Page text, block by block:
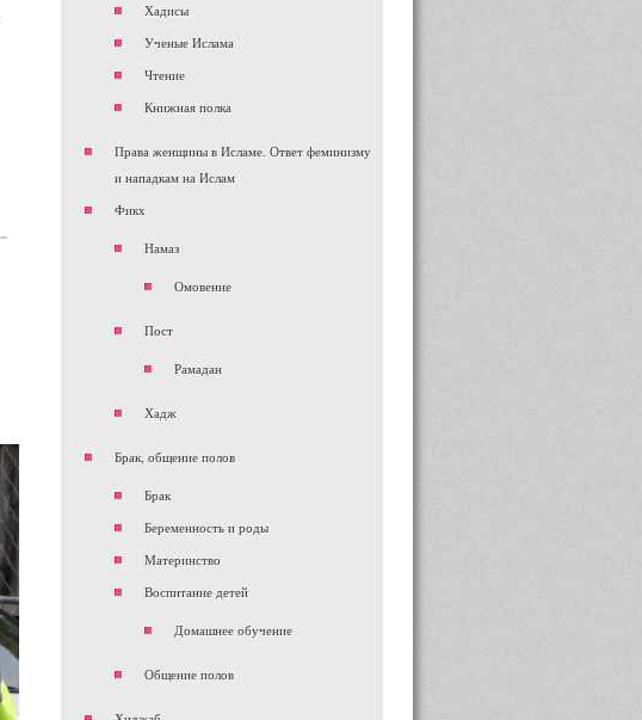
Хадисы
Ученые Ислама
Чтение
Книжная полка
Права женщины в Исламе. Ответ феминизму
и нападкам на Ислам
Фикх
Намаз
Омовение
Пост
Рамадан
Хадж
Брак, общение полов
Брак
Беременность и роды
Материнство
Воспитание детей
Домашнее обучение
Общение полов